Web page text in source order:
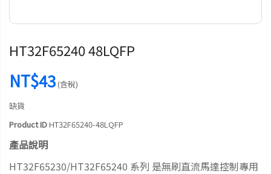
HT32F65240 48LQFP
NT$43(含稅)
缺貨
Product IDHT32F65240-48LQFP
產品說明
HT32F65230/HT32F65240 系列 是無刷直流馬達控制專用